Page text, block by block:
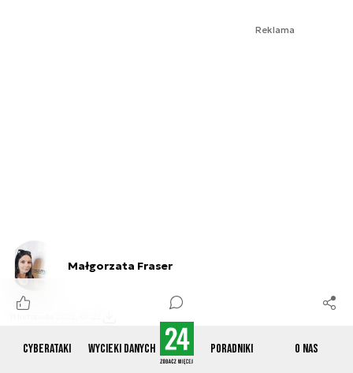
Cyberataki Wycieki danych Poradniki O nas
Reklama
Małgorzata Fraser
Zobacz również